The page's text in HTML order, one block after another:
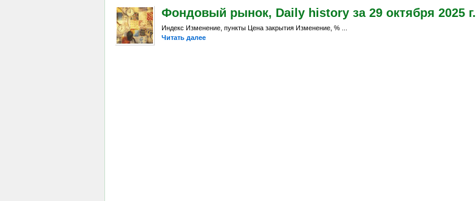
Фондовый рынок, Daily history за 29 октября 2025 г.
Индекс Изменение, пункты Цена закрытия Изменение, % ...
Читать далее